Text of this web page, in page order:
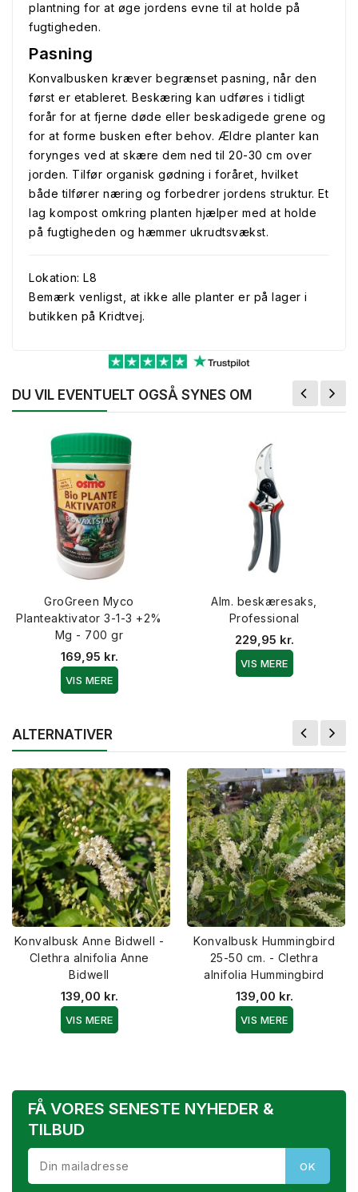
plantning for at øge jordens evne til at holde på
fugtigheden.
Pasning
Konvalbusken kræver begrænset pasning, når den
først er etableret. Beskæring kan udføres i tidligt
forår for at fjerne døde eller beskadigede grene og
for at forme busken efter behov. Ældre planter kan
forynges ved at skære dem ned til 20-30 cm over
jorden. Tilfør organisk gødning i foråret, hvilket
både tilfører næring og forbedrer jordens struktur. Et
lag kompost omkring planten hjælper med at holde
på fugtigheden og hæmmer ukrudtsvækst.
Lokation: L8
Bemærk venligst, at ikke alle planter er på lager i
butikken på Kridtvej.
DU VIL EVENTUELT OGSÅ SYNES OM
GroGreen Myco
Planteaktivator 3-1-3 +2%
Mg - 700 gr
169,95 kr.
VIS MERE
Alm. beskæresaks,
Professional
229,95 kr.
VIS MERE
ALTERNATIVER
Konvalbusk Anne Bidwell -
Clethra alnifolia Anne
Bidwell
139,00 kr.
VIS MERE
Konvalbusk Hummingbird
25-50 cm. - Clethra
alnifolia Hummingbird
139,00 kr.
VIS MERE
FÅ VORES SENESTE NYHEDER &
TILBUD